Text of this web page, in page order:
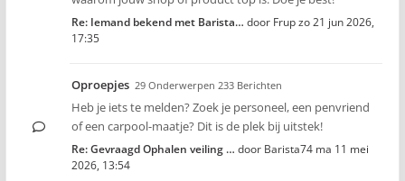
Re: Iemand bekend met Barista… door Frupzo 21 jun 2026,
17:35
Oproepjes 29 Onderwerpen 233 Berichten
Heb je iets te melden? Zoek je personeel, een penvriend
of een carpool-maatje? Dit is de plek bij uitstek!
Re: Gevraagd Ophalen veiling … door Barista74 ma 11 mei
2026, 13:54